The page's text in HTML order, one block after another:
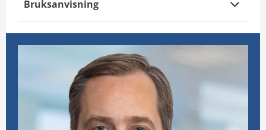
Bruksanvisning